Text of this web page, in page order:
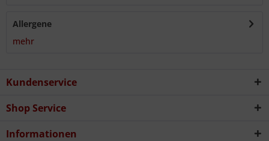
Allergene
mehr
Kundenservice
Shop Service
Informationen